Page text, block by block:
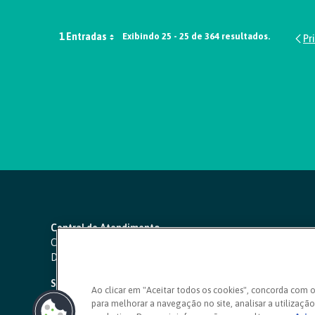
1 Entradas Exibindo 25 - 25 de 364 resultados.
Central de Atendimento
Capitais e regiões metropolitanas:
Demais localidades:
SAC 24 horas
Ouvidoria
Ao clicar em "Aceitar todos os cookies", concorda com
para melhorar a navegação no site, analisar a